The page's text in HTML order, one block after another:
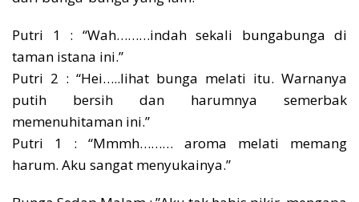
Putri 1 : “Wah………indah sekali bungabunga di
taman istana ini.”
Putri 2 : “Hei…..lihat bunga melati itu. Warnanya
putih bersih dan harumnya semerbak
memenuhitaman ini.”
Putri 1 : “Mmmh……… aroma melati memang
harum. Aku sangat menyukainya.”